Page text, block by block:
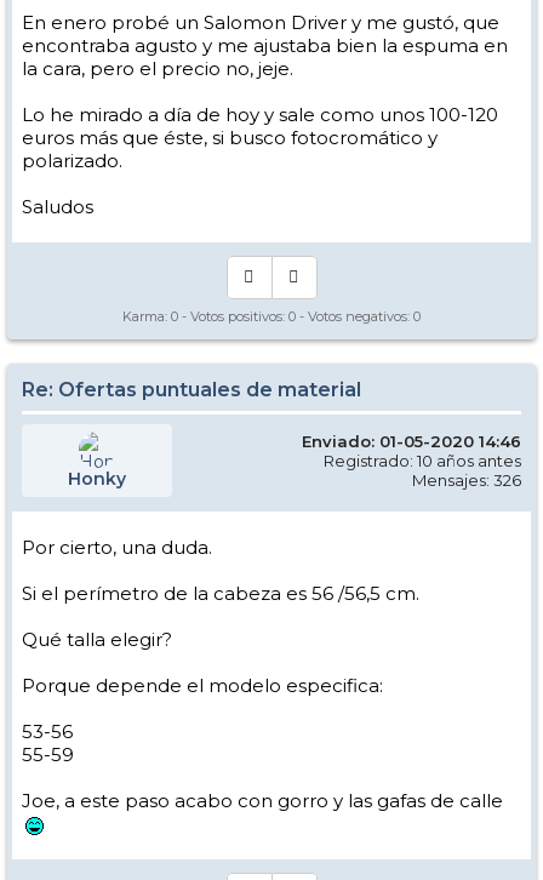
En enero probé un Salomon Driver y me gustó, que
encontraba agusto y me ajustaba bien la espuma en
la cara, pero el precio no, jeje.
Lo he mirado a día de hoy y sale como unos 100-120
euros más que éste, si busco fotocromático y
polarizado.
Saludos
Karma: 0 - Votos positivos: 0 - Votos negativos: 0
Re: Ofertas puntuales de material
Honky
Enviado: 01-05-2020 14:46
Registrado: 10 años antes
Mensajes: 326
Por cierto, una duda.
Si el perímetro de la cabeza es 56 /56,5 cm.
Qué talla elegir?
Porque depende el modelo especifica:
53-56
55-59
Joe, a este paso acabo con gorro y las gafas de calle